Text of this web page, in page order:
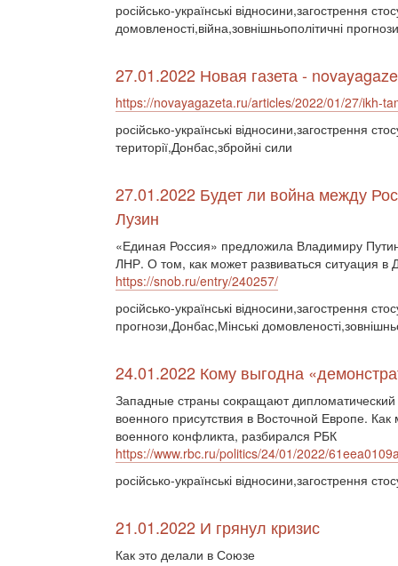
російсько-українські відносини,загострення
домовленості,війна,зовнішньополітичні прогнози
27.01.2022 Новая газета -
https://novayagazeta.ru/articles/2022/01/27/ikh-
російсько-українські відносини,загострення
території,Донбас,збройні сили
27.01.2022 Будет ли война между
Лузин
«Единая Россия» предложила Владимиру
ЛНР. О том, как может развиваться ситуация
https://snob.ru/entry/240257/
російсько-українські відносини,загострення
прогнози,Донбас,Мінські
24.01.2022 Кому выгодна
Западные страны сокращают
военного присутствия в Восточной Европе.
военного конфликта, разбирался РБК
https://www.rbc.ru/politics/24/01/2022/
російсько-українські відносини,загострення
21.01.2022 И грянул кризис
Как это делали в Союзе